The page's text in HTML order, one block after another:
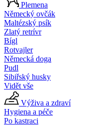
Plemena
Německý ovčák
Maltézský psík
Zlatý retrívr
Bígl
Rotvajler
Německá doga
Pudl
Sibiřský husky
Vidět vše
Výživa a zdraví
Hygiena a péče
Po kastraci